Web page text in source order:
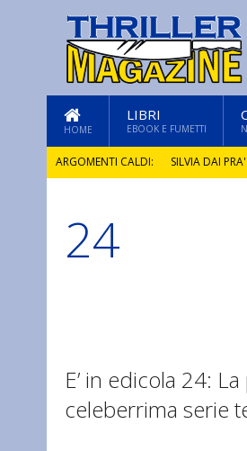
HOME
LIBRI
EBOOK E FUMETTI
ARGOMENTI CALDI: SILVIA DAI PRA'
GLI ANNI DI PIETRA
24
E’ in edicola 24:
celeberrima serie